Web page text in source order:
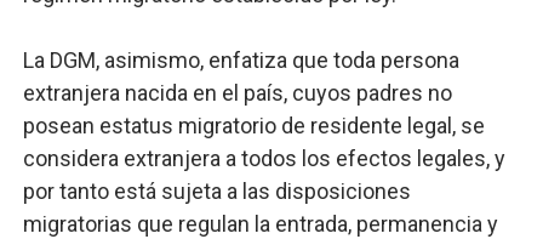
La DGM, asimismo, enfatiza que toda persona
extranjera nacida en el país, cuyos padres no
posean estatus migratorio de residente legal, se
considera extranjera a todos los efectos legales, y
por tanto está sujeta a las disposiciones
migratorias que regulan la entrada, permanencia y